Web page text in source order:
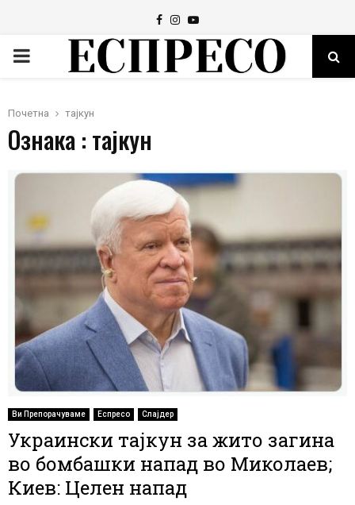
Facebook
Instagram
Youtube
PRIMARY
Почетна тајкун
Ознака : тајкун
Ви Препорачуваме Еспресо Слајдер
Украински тајкун за жито загина
во бомбашки напад во Миколаев;
Киев: Целен напад